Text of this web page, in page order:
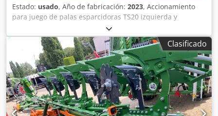
Estado: usado, Año de fabricación: 2023, Accionamiento
para juego de palas esparcidoras TS20 izquierda y
derecha, accionamiento hidráulico izquierda y derecha
con Auto TS y FlowControl, disco principal izquierda y
derecha con AutoTS, barra de protección tubular,
dispositivo de rodillo y estacionamiento abatible,
iluminación de trabajo, sensor de inclinación para sistema
de pesaje, 16 unidades EasyCheck. Chodjt A Tzwopfx Ag
Asa
Clasificado